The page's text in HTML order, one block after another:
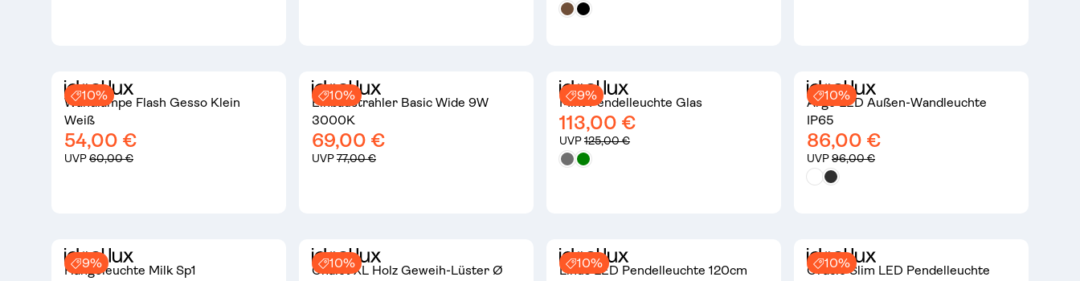
10%
Wandlampe Flash Gesso Klein
Weiß
54,00 €
UVP60,00 €
10%
Einbaustrahler Basic Wide 9W
3000K
69,00 €
UVP77,00 €
9%
Mint Pendelleuchte Glas
113,00 €
UVP125,00 €
10%
Argo LED Außen-Wandleuchte
IP65
86,00 €
UVP96,00 €
9%
Hängeleuchte Milk Sp1 10%
Chalet XL Holz Geweih-Lüster Ø
10%
Linus LED Pendelleuchte 120cm 10%
Oracle Slim LED Pendelleuchte